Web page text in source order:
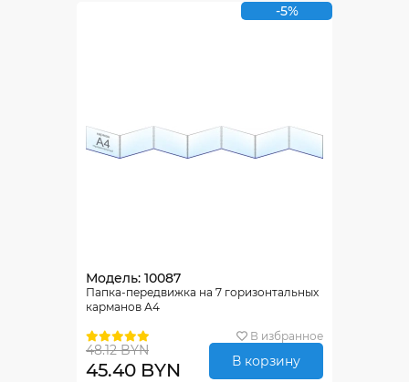
-5%
Модель: 10087
Папка-передвижка на 7 горизонтальных
карманов А4
В избранное
48.12 BYN
45.40 BYN В корзину